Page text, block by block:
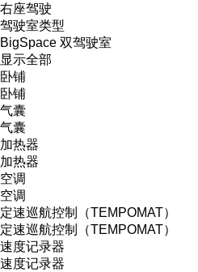
右座驾驶
驾驶室类型
BigSpace 双驾驶室
显示全部
卧铺
卧铺
气囊
气囊
加热器
加热器
空调
空调
定速巡航控制（TEMPOMAT）
定速巡航控制（TEMPOMAT）
速度记录器
速度记录器